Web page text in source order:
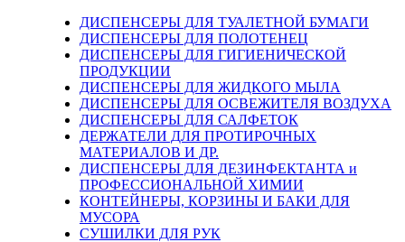
ДИСПЕНСЕРЫ ДЛЯ ТУАЛЕТНОЙ БУМАГИ
ДИСПЕНСЕРЫ ДЛЯ ПОЛОТЕНЕЦ
ДИСПЕНСЕРЫ ДЛЯ ГИГИЕНИЧЕСКОЙ
ПРОДУКЦИИ
ДИСПЕНСЕРЫ ДЛЯ ЖИДКОГО МЫЛА
ДИСПЕНСЕРЫ ДЛЯ ОСВЕЖИТЕЛЯ ВОЗДУХА
ДИСПЕНСЕРЫ ДЛЯ САЛФЕТОК
ДЕРЖАТЕЛИ ДЛЯ ПРОТИРОЧНЫХ
МАТЕРИАЛОВ И ДР.
ДИСПЕНСЕРЫ ДЛЯ ДЕЗИНФЕКТАНТА и
ПРОФЕССИОНАЛЬНОЙ ХИМИИ
КОНТЕЙНЕРЫ, КОРЗИНЫ И БАКИ ДЛЯ
МУСОРА
СУШИЛКИ ДЛЯ РУК